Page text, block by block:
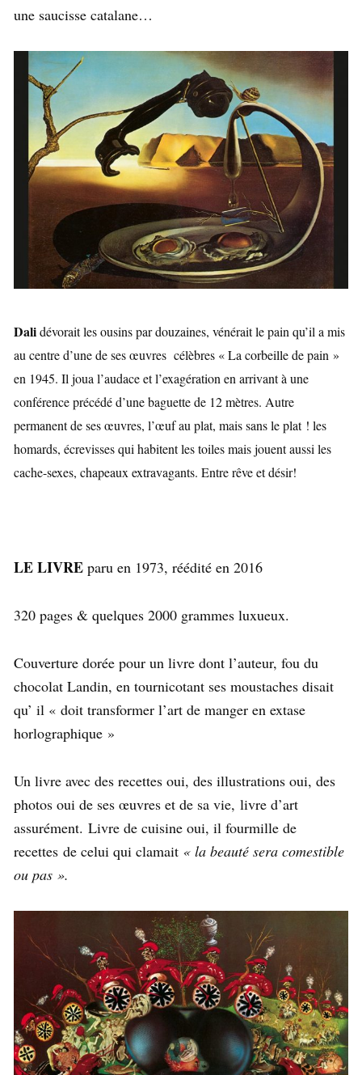
une saucisse catalane…
Dalidévorait les ousins par douzaines, vénérait le pain qu’il a mis
au centre d’une de ses œuvres célèbres « La corbeille de pain »
en 1945. Il joua l’audace et l’exagération en arrivant à une
conférence précédé d’une baguette de 12 mètres. Autre
permanent de ses œuvres, l’œuf au plat, mais sans le plat ! les
homards, écrevisses qui habitent les toiles mais jouent aussi les
cache-sexes, chapeaux extravagants. Entre rêve et désir!
LE LIVRE paru en 1973, réédité en 2016
320 pages & quelques 2000 grammes luxueux.
Couverture dorée pour un livre dont l’auteur, fou du
chocolat Landin, en tournicotant ses moustaches disait
qu’ il « doit transformer l’art de manger en extase
horlographique »
Un livre avec des recettes oui, des illustrations oui, des
photos oui de ses œuvres et de sa vie, livre d’art
assurément. Livre de cuisine oui, il fourmille de
recettes de celui qui clamait « la beauté sera comestible
ou pas ».